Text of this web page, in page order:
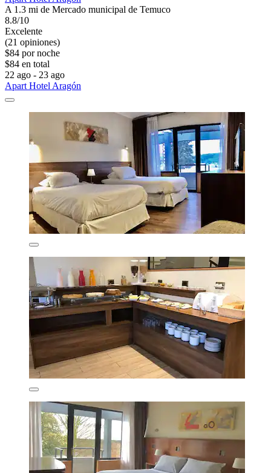
A 1.3 mi de Mercado municipal de Temuco
8.8/10
Excelente
(21 opiniones)
$84 por noche
$84 en total
22 ago - 23 ago
Apart Hotel Aragón